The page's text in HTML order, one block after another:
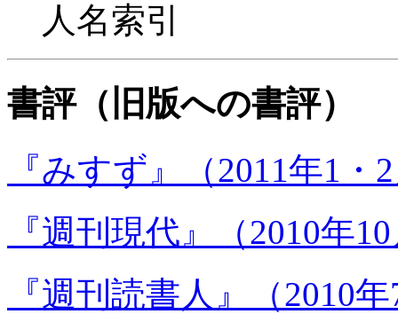
人名索引
書評（旧版への書評）
『みすず』（2011年1
『週刊現代』（2010年
『週刊読書人』（2010